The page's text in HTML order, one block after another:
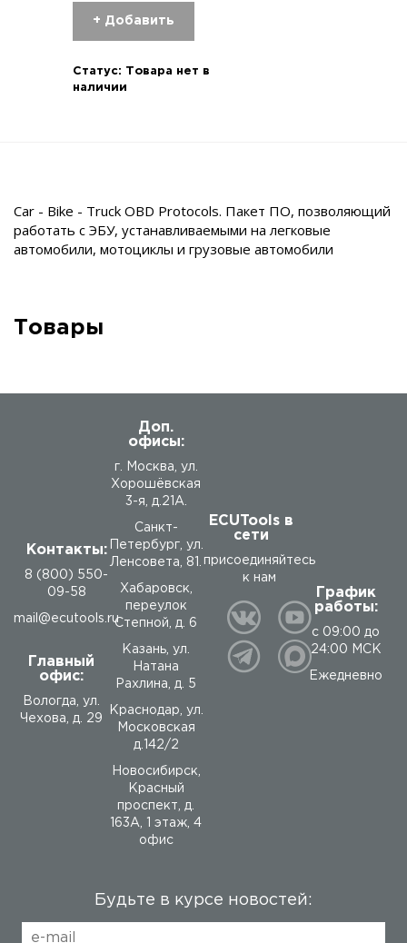
+ Добавить
Статус:
Товара нет в
наличии
Car - Bike - Truck OBD Protocols. Пакет ПО, позволяющий
работать с ЭБУ, устанавливаемыми на легковые
автомобили, мотоциклы и грузовые автомобили
Товары
Контакты:
8 (800) 550-
09-58
mail@ecutools.ru
Главный
офис:
Вологда, ул.
Чехова, д. 29
Доп.
офисы:
г. Москва, ул.
Хорошёвская
3-я, д.21А.
Санкт-
Петербург, ул.
Ленсовета, 81.
Хабаровск,
переулок
Степной, д. 6
Казань, ул.
Натана
Рахлина, д. 5
Краснодар, ул.
Московская
д.142/2
Новосибирск,
Красный
проспект, д.
163А, 1 этаж, 4
офис
ECUTools в
сети
присоединяйтесь
к нам
График
работы:
с 09:00 до
24:00 МСК
Ежедневно
Будьте в курсе новостей: